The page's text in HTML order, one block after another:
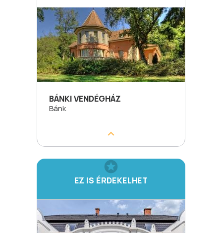
BÁNKI VENDÉGHÁZ
Bánk
EZ IS ÉRDEKELHET